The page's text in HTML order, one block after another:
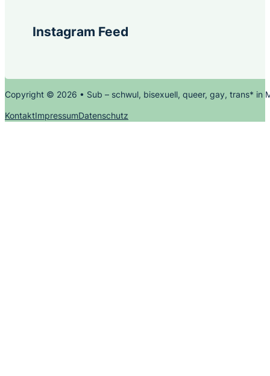
Instagram Feed
Copyright © 2026 • Sub – schwul, bisexuell, queer, gay, trans* in
KontaktImpressumDatenschutz